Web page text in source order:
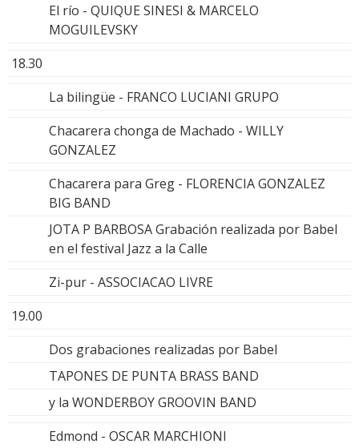
El río - QUIQUE SINESI & MARCELO
MOGUILEVSKY
18.30
La bilingüe - FRANCO LUCIANI GRUPO
Chacarera chonga de Machado - WILLY
GONZALEZ
Chacarera para Greg - FLORENCIA GONZALEZ
BIG BAND
JOTA P BARBOSA Grabación realizada por Babel
en el festival Jazz a la Calle
Zi-pur - ASSOCIACAO LIVRE
19.00
Dos grabaciones realizadas por Babel
TAPONES DE PUNTA BRASS BAND
y la WONDERBOY GROOVIN BAND
Edmond - OSCAR MARCHIONI